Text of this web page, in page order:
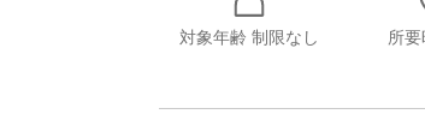
対象年齢 制限なし 所